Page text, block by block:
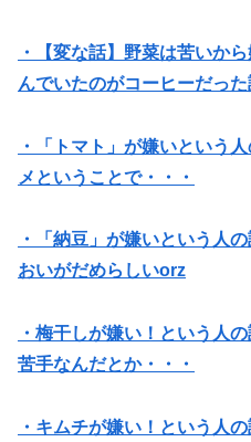
・【変な話】野菜は苦いか
んでいたのがコーヒーだった
・「トマト」が嫌いという
メということで・・・
・「納豆」が嫌いという人
おいがだめらしいorz
・梅干しが嫌い！という人
苦手なんだとか・・・
・キムチが嫌い！という人